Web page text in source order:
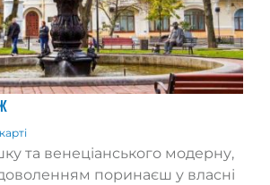
та венеціанського модерну,
поринаєш у власні